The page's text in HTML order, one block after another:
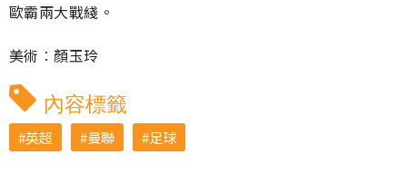
歐霸兩大戰綫。
美術︰顏玉玲
內容標籤
英超 曼聯 足球